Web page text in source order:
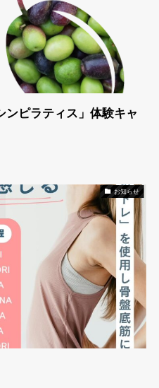
ンピラティス」体験キャ
お知らせ